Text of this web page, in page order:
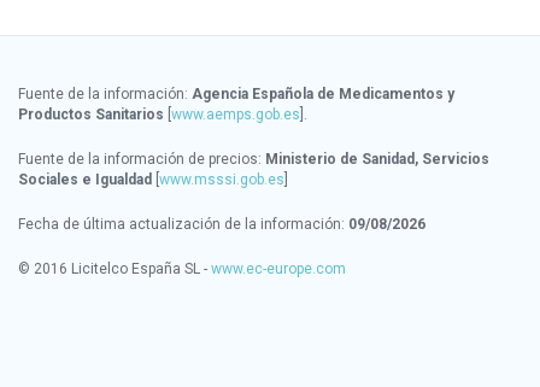
Fuente de la información: Agencia Española de Medicamentos y
Productos Sanitarios www.aemps.gob.es ].
Fuente de la información de precios: Ministerio de Sanidad, Servicios
Sociales e Igualdad www.msssi.gob.es
Fecha de última actualización de la información: 09/08/2026
© 2016 Licitelco España SL - www.ec-europe.com